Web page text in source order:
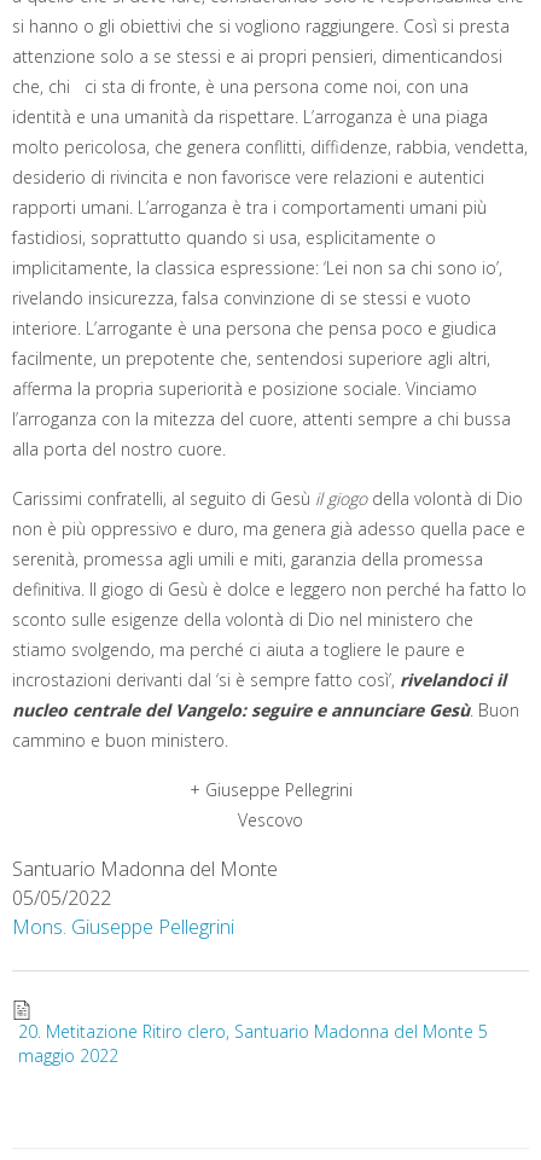
si hanno o gli obiettivi che si vogliono raggiungere. Così si presta
attenzione solo a se stessi e ai propri pensieri, dimenticandosi
che, chi ci sta di fronte, è una persona come noi, con una
identità e una umanità da rispettare. L’arroganza è una piaga
molto pericolosa, che genera conflitti, diffidenze, rabbia, vendetta,
desiderio di rivincita e non favorisce vere relazioni e autentici
rapporti umani. L’arroganza è tra i comportamenti umani più
fastidiosi, soprattutto quando si usa, esplicitamente o
implicitamente, la classica espressione: ‘Lei non sa chi sono io’,
rivelando insicurezza, falsa convinzione di se stessi e vuoto
interiore. L’arrogante è una persona che pensa poco e giudica
facilmente, un prepotente che, sentendosi superiore agli altri,
afferma la propria superiorità e posizione sociale. Vinciamo
l’arroganza con la mitezza del cuore, attenti sempre a chi bussa
alla porta del nostro cuore.
Carissimi confratelli, al seguito di Gesù il giogodella volontà di Dio
non è più oppressivo e duro, ma genera già adesso quella pace e
serenità, promessa agli umili e miti, garanzia della promessa
definitiva. Il giogo di Gesù è dolce e leggero non perché ha fatto lo
sconto sulle esigenze della volontà di Dio nel ministero che
stiamo svolgendo, ma perché ci aiuta a togliere le paure e
incrostazioni derivanti dal ‘si è sempre fatto così’, rivelandoci il
nucleo centrale del Vangelo: seguire e annunciare Gesù. Buon
cammino e buon ministero.
+ Giuseppe Pellegrini
Vescovo
Santuario Madonna del Monte
05/05/2022
Mons. Giuseppe Pellegrini
20. Metitazione Ritiro clero, Santuario Madonna del Monte 5
maggio 2022